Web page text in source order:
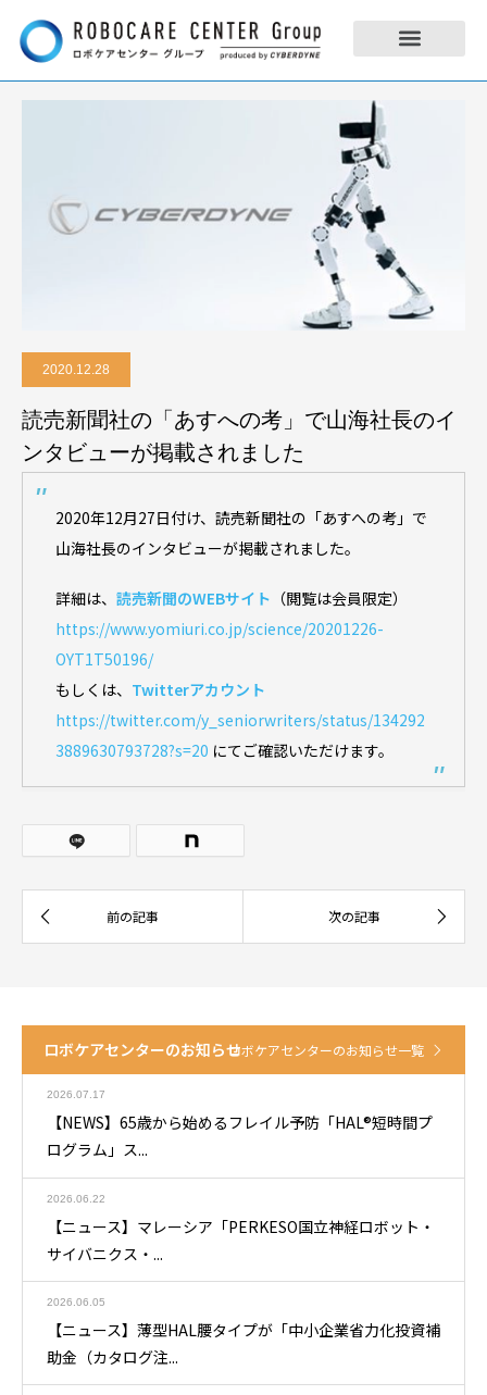
2020.12.28
読売新聞社の「あすへの考」で山海社長のイ
ンタビューが掲載されました
2020年12月27日付け、読売新聞社の「あすへの考」で
山海社長のインタビューが掲載されました。
詳細は、 読売新聞のWEBサイト （閲覧は会員限定）
https://www.yomiuri.co.jp/science/20201226-
OYT1T50196/
もしくは、 Twitterアカウント
https://twitter.com/y_seniorwriters/status/134292
3889630793728?s=20 にてご確認いただけます。
ロボケアセンターのお知らせロボケアセンターのお知らせ一覧
2026.07.17
【NEWS】65歳から始めるフレイル予防「HAL®短時間プ
ログラム」ス...
2026.06.22
【ニュース】マレーシア「PERKESO国立神経ロボット・
サイバニクス・...
2026.06.05
【ニュース】薄型HAL腰タイプが「中小企業省力化投資補
助金（カタログ注...